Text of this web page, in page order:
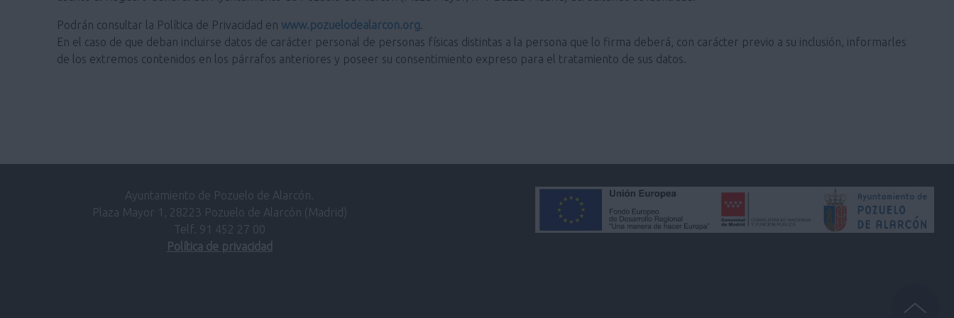
Podrán consultar la Política de Privacidad en www.pozuelodealarcon.org.
En el caso de que deban incluirse datos de carácter personal de personas físicas distintas a la persona que lo firma deberá, con carácter previo a su inclusión, informarles
de los extremos contenidos en los párrafos anteriores y poseer su consentimiento expreso para el tratamiento de sus datos.
Ayuntamiento de Pozuelo de Alarcón.
Plaza Mayor 1, 28223 Pozuelo de Alarcón (Madrid)
Telf. 91 452 27 00
Política de privacidad